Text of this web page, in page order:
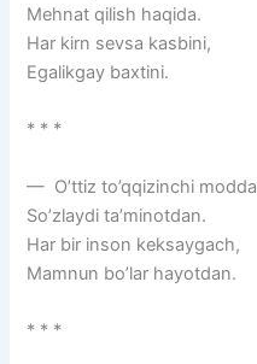
Mehnat qilish haqida.
Har kirn sevsa kasbini,
Egalikgay baxtini.
* * *
— O’ttiz to’qqizinchi modda
So’zlaydi ta’minotdan.
Har bir inson keksaygach,
Mamnun bo’lar hayotdan.
* * *